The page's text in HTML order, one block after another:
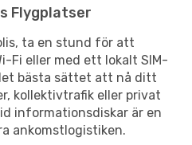
Flygplatser
ta en stund för att
Fi eller med ett lokalt SIM-
bästa sättet att nå ditt
kollektivtrafik eller privat
informationsdiskar är en
ankomstlogistiken.